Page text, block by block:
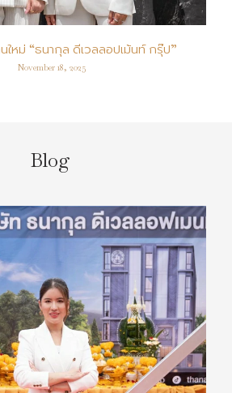
ใหม่ “ธนากุล ดีเวลลอปเม้นท์ กรุ๊ป”
November 18, 2025
Blog